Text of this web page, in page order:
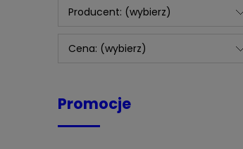
Producent: (wybierz)
Cena: (wybierz)
Promocje